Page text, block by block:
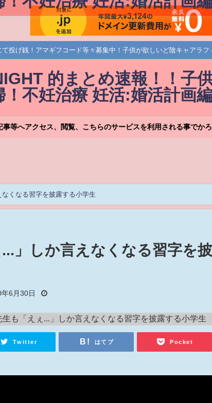
投げ銭！アマギフコード等々募集中！子供が欲しいど陰キャアラ
的まとめ速報！！子
不妊治療 妊活:婚活計画
等へアクセス、閲覧、こちらのサービスを利用される事でか
くなる習字を披露する小学生
」しか言えなくなる習字を
6月30日
Twitter はてブ Pocket